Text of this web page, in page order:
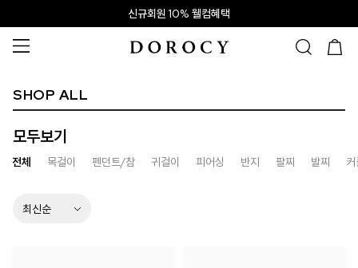
신규회원 10% 웰컴혜택
SHOP ALL
모두보기
전체 목걸이 펜던트/참 귀걸이 피어싱 반지 팔찌 발찌